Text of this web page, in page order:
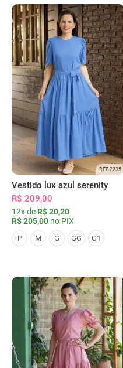
REF 2235
Vestido lux azul serenity
R$ 209,00
12x de R$ 20,20
R$ 205,00 no PIX
P M G GG G1